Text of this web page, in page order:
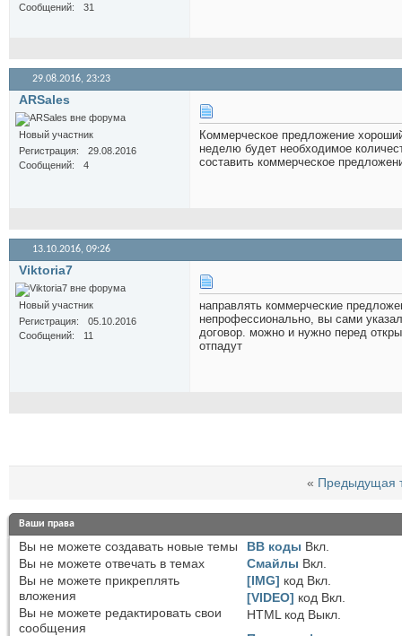
Сообщений
31
29.08.2016, 23:23
ARSales
Новый участник
Регистрация
29.08.2016
Сообщений
4
Коммерческое предложение
неделю будет необходимое
составить коммерческое
13.10.2016, 09:26
Viktoria7
Новый участник
Регистрация
05.10.2016
Сообщений
11
направлять коммерческие
непрофессионально, вы сами
договор. можно и нужно перед
отпадут
« Предыдущая
Ваши права
Вы не можете создавать новые темы
Вы не можете отвечать в темах
Вы не можете прикреплять
вложения
Вы не можете редактировать свои
сообщения
BB коды Вкл.
Смайлы Вкл.
[IMG] код Вкл.
[VIDEO] код Вкл.
HTML код Выкл.